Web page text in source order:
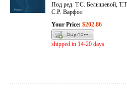
Под ред. Т.С. Белышевой,
С.Р. Варфол
Your Price: $202.86
shipped in 14-20 days